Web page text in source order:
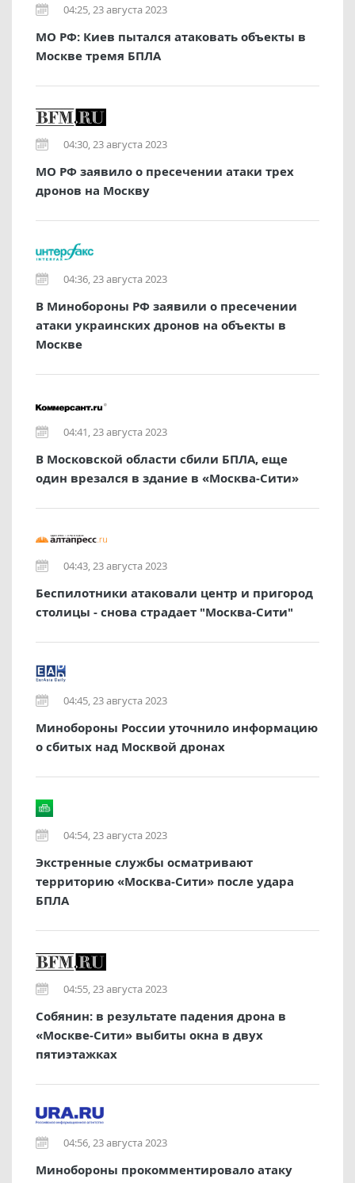
04:25, 23 августа 2023
МО РФ: Киев пытался атаковать объекты в
Москве тремя БПЛА
04:30, 23 августа 2023
МО РФ заявило о пресечении атаки трех
дронов на Москву
04:36, 23 августа 2023
В Минобороны РФ заявили о пресечении
атаки украинских дронов на объекты в
Москве
04:41, 23 августа 2023
В Московской области сбили БПЛА, еще
один врезался в здание в «Москва-Сити»
04:43, 23 августа 2023
Беспилотники атаковали центр и пригород
столицы - снова страдает "Москва-Сити"
04:45, 23 августа 2023
Минобороны России уточнило информацию
о сбитых над Москвой дронах
04:54, 23 августа 2023
Экстренные службы осматривают
территорию «Москва-Сити» после удара
БПЛА
04:55, 23 августа 2023
Собянин: в результате падения дрона в
«Москве-Сити» выбиты окна в двух
пятиэтажках
04:56, 23 августа 2023
Минобороны прокомментировало атаку